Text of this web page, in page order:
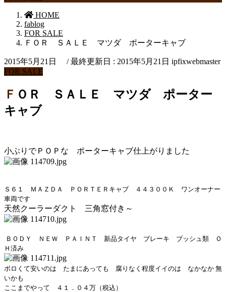
HOME
fablog
FOR SALE
ＦＯＲ ＳＡＬＥ マツダ ポーターキャブ
2015年5月21日 / 最終更新日 : 2015年5月21日 ipfixwebmaster
FOR SALE
ＦＯＲ ＳＡＬＥ マツダ ポーター
キャブ
小ぶりでＰＯＰな ポーターキャブ仕上がりました
Ｓ６１ ＭＡＺＤＡ ＰＯＲＴＥＲキャブ ４４３００Ｋ ワンオーナー
車両です
天然クーラーダクト 三角窓付き～
ＢＯＤＹ ＮＥＷ ＰＡＩＮＴ 新品タイヤ ブレーキ ブッシュ類 Ｏ
Ｈ済み
ボロくて安いのは たまにあっても 腐りなく程度イイのは なかなか 無
いかも
ここまでやって ４１．０４万（税込）